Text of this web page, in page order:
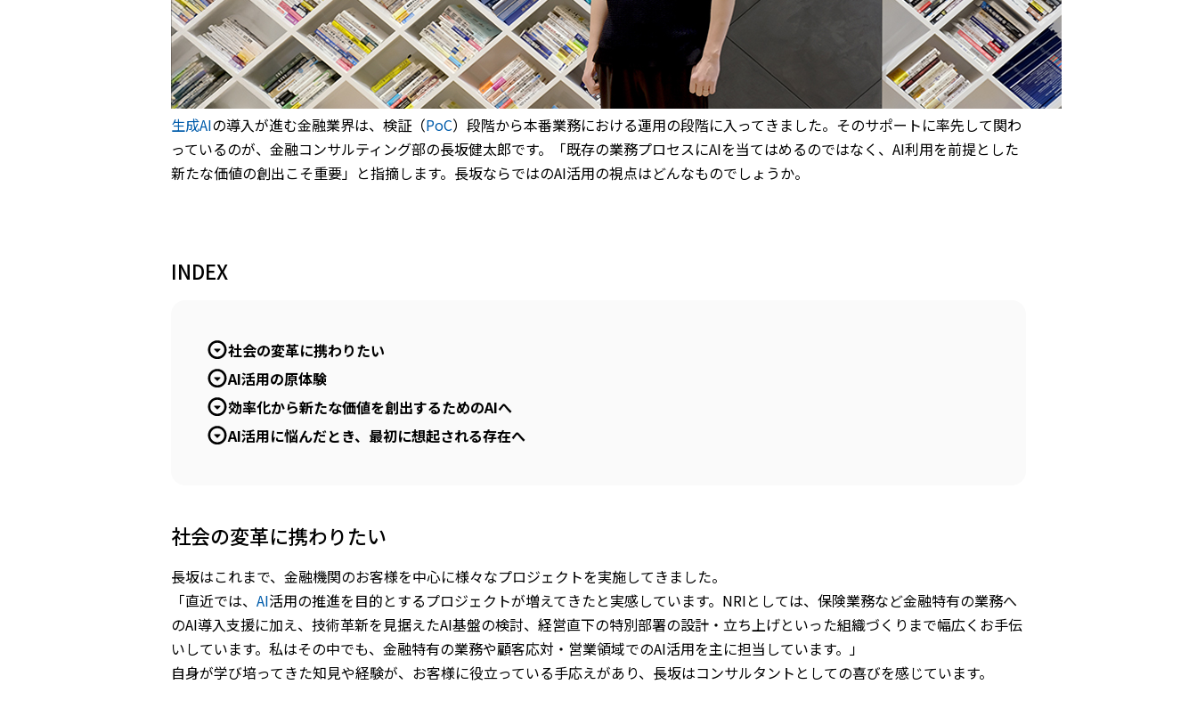
生成AIの導入が進む金融業界は、検証（PoC）段階から本番業務における運用の段階に入ってきました。そのサポートに率先して関わ
っているのが、金融コンサルティング部の長坂健太郎です。「既存の業務プロセスにAIを当てはめるのではなく、AI利用を前提とした
新たな価値の創出こそ重要」と指摘します。長坂ならではのAI活用の視点はどんなものでしょうか。
INDEX
社会の変革に携わりたい
AI活用の原体験
効率化から新たな価値を創出するためのAIへ
AI活用に悩んだとき、最初に想起される存在へ
社会の変革に携わりたい
長坂はこれまで、金融機関のお客様を中心に様々なプロジェクトを実施してきました。
「直近では、 AI活用の推進を目的とするプロジェクトが増えてきたと実感しています。NRIとしては、保険業務など金融特有の業務へ
のAI導入支援に加え、技術革新を見据えたAI基盤の検討、経営直下の特別部署の設計・立ち上げといった組織づくりまで幅広くお手伝
いしています。私はその中でも、金融特有の業務や顧客応対・営業領域でのAI活用を主に担当しています。」
自身が学び培ってきた知見や経験が、お客様に役立っている手応えがあり、長坂はコンサルタントとしての喜びを感じています。